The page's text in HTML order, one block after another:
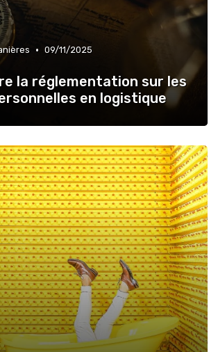
• 09/11/2025
la réglementation sur les
en logistique